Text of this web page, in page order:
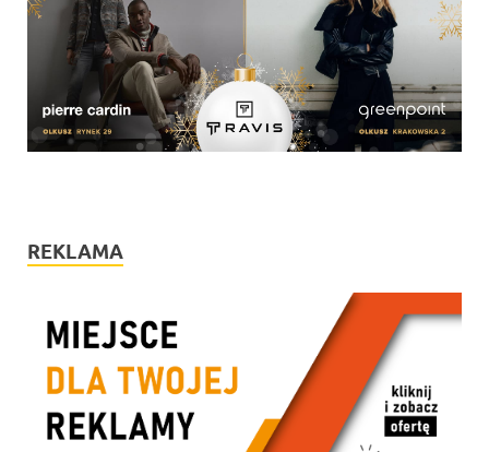
REKLAMA